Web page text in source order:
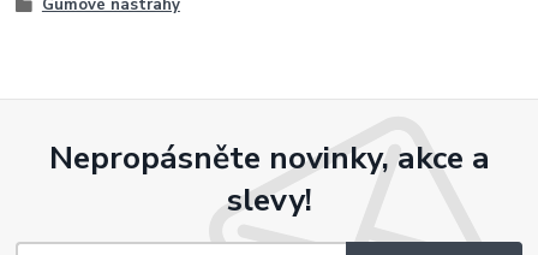
Nepropásněte novinky, akce a
slevy!